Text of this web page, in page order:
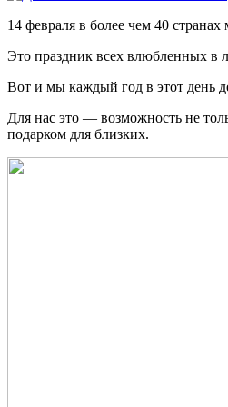
14 февраля в более чем 40
Это праздник всех влюбленных в
Вот и мы каждый год в этот
Для нас это — возможность не
подарком для близких.